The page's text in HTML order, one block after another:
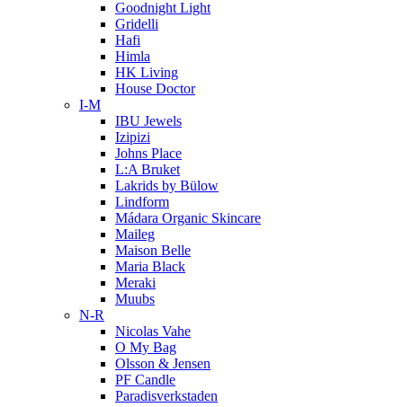
Goodnight Light
Gridelli
Hafi
Himla
HK Living
House Doctor
I-M
IBU Jewels
Izipizi
Johns Place
L:A Bruket
Lakrids by Bülow
Lindform
Mádara Organic Skincare
Maileg
Maison Belle
Maria Black
Meraki
Muubs
N-R
Nicolas Vahe
O My Bag
Olsson & Jensen
PF Candle
Paradisverkstaden